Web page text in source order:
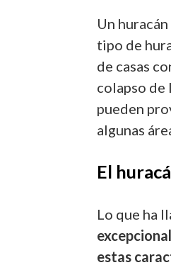
Un
tipo de
de casas
colapso de
pueden
algunas
El
Lo que ha
estas